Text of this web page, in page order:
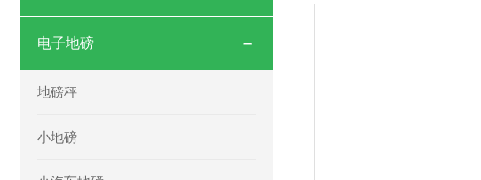
电子地磅
地磅秤
小地磅